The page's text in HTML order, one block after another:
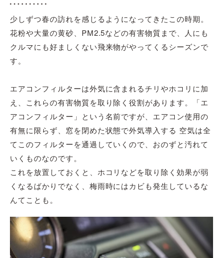
少しずつ春の訪れを感じるようになってきたこの時期。
花粉や大量の黄砂、PM2.5などの有害物質まで、人にも
クルマにも好ましくない飛来物がやってくるシーズンで
す。
エアコンフィルターは外気に含まれるチリやホコリに加
え、これらの有害物質を取り除く役割があります。「エ
アコンフィルター」という名前ですが、エアコン使用の
有無に限らず、窓を閉めた状態で外気導入する 空気は全
てこのフィルターを通過していくので、おのずと汚れて
いくものなのです。
これを放置しておくと、ホコリなどを取り除く効果が弱
くなるばかりでなく、梅雨時にはカビも発生しているな
んてことも。